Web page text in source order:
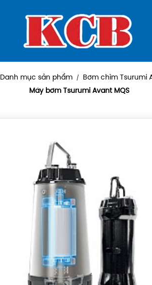
Danh mục sản phẩm /
Bơm chìm Tsurumi
Máy bơm Tsurumi Avant MQS